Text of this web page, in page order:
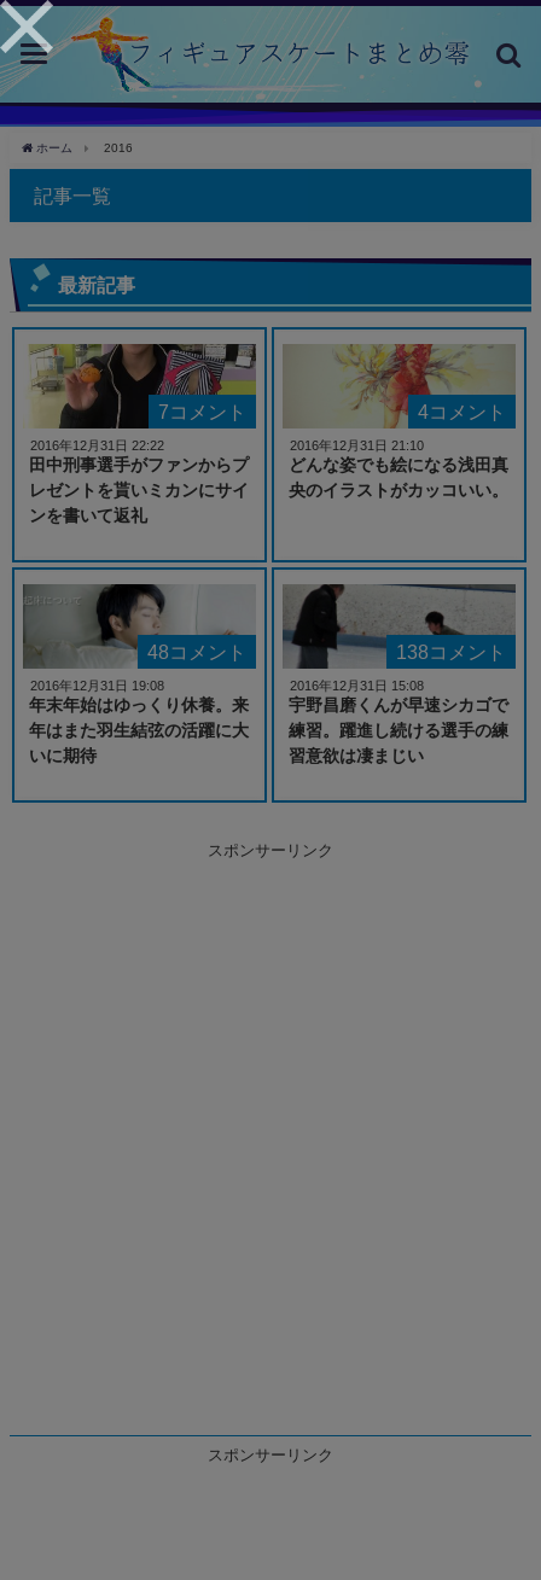
toggle
navigation
ホーム 2016
記事一覧
最新記事
7コメント
田中刑事選手がファンからプ
レゼントを貰いミカンにサイ
ンを書いて返礼
2016年12月31日 22:22
4コメント
どんな姿でも絵になる浅田真
央のイラストがカッコいい。
2016年12月31日 21:10
48コメント
年末年始はゆっくり休養。来
年はまた羽生結弦の活躍に大
いに期待
2016年12月31日 19:08
138コメント
宇野昌磨くんが早速シカゴで
練習。躍進し続ける選手の練
習意欲は凄まじい
2016年12月31日 15:08
スポンサーリンク
スポンサーリンク